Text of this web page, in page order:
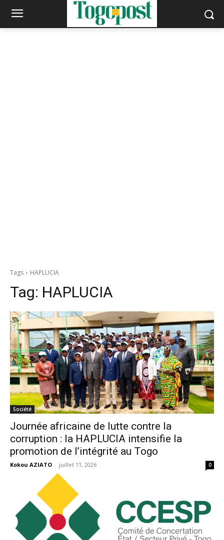
Tags HAPLUCIA
Tag: HAPLUCIA
Société
Journée africaine de lutte contre la
corruption : la HAPLUCIA intensifie la
promotion de l’intégrité au Togo
Kokou AZIATO - juillet 11, 2026 0